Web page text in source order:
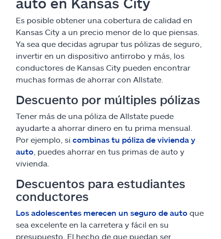
Es posible obtener una cobertura de calidad en
Kansas City a un precio menor de lo que piensas.
Ya sea que decidas agrupar tus pólizas de seguro,
invertir en un dispositivo antirrobo y más, los
conductores de Kansas City pueden encontrar
muchas formas de ahorrar con Allstate.
Descuento por múltiples pólizas
Tener más de una póliza de Allstate puede
ayudarte a ahorrar dinero en tu prima mensual.
Por ejemplo, si combinas tu póliza de vivienda y
auto , puedes ahorrar en tus primas de auto y
vivienda.
Descuentos para estudiantes
conductores
Los adolescentes merecen un seguro de auto que
sea excelente en la carretera y fácil en su
presupuesto. El hecho de que puedan ser